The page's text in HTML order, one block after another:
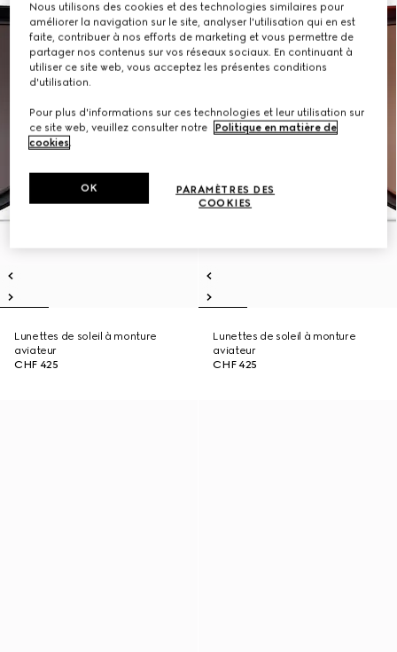
Lunettes de soleil à monture
aviateur
CHF 425
Lunettes de soleil à monture
aviateur
CHF 425
Nous utilisons des cookies et des technologies similaires pour
améliorer la navigation sur le site, analyser l'utilisation qui en est
faite, contribuer à nos efforts de marketing et vous permettre de
partager nos contenus sur vos réseaux sociaux. En continuant à
utiliser ce site web, vous acceptez les présentes conditions
d'utilisation.
Pour plus d'informations sur ces technologies et leur utilisation sur
ce site web, veuillez consulter notre
Politique en matière de
cookies.
PARAMÈTRES DES
COOKIES
OK